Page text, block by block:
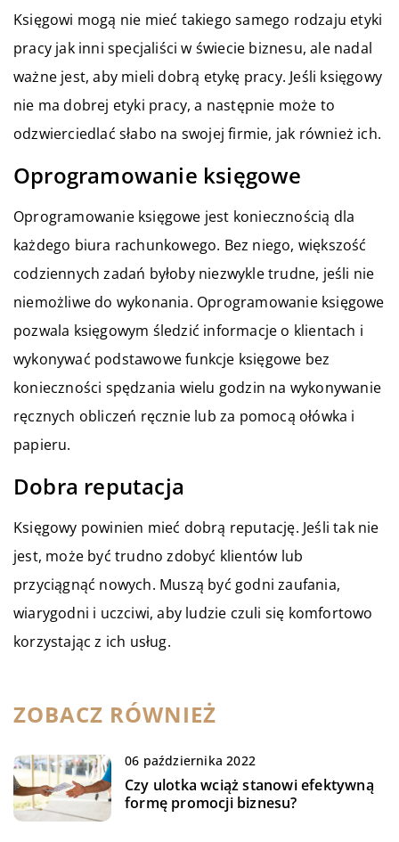
Księgowi mogą nie mieć takiego samego rodzaju etyki
pracy jak inni specjaliści w świecie biznesu, ale nadal
ważne jest, aby mieli dobrą etykę pracy. Jeśli księgowy
nie ma dobrej etyki pracy, a następnie może to
odzwierciedlać słabo na swojej firmie, jak również ich.
Oprogramowanie księgowe
Oprogramowanie księgowe jest koniecznością dla
każdego biura rachunkowego. Bez niego, większość
codziennych zadań byłoby niezwykle trudne, jeśli nie
niemożliwe do wykonania. Oprogramowanie księgowe
pozwala księgowym śledzić informacje o klientach i
wykonywać podstawowe funkcje księgowe bez
konieczności spędzania wielu godzin na wykonywanie
ręcznych obliczeń ręcznie lub za pomocą ołówka i
papieru.
Dobra reputacja
Księgowy powinien mieć dobrą reputację. Jeśli tak nie
jest, może być trudno zdobyć klientów lub
przyciągnąć nowych. Muszą być godni zaufania,
wiarygodni i uczciwi, aby ludzie czuli się komfortowo
korzystając z ich usług.
ZOBACZ RÓWNIEŻ
06 października 2022
Czy ulotka wciąż stanowi efektywną
formę promocji biznesu?